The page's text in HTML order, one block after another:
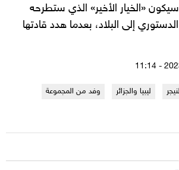
«الخيار الأخير» الذي ستطرحه
الدستوري إلى البلاد، بعدما هدد قادتها
ليبيا والجزائر وفد من المجموعة